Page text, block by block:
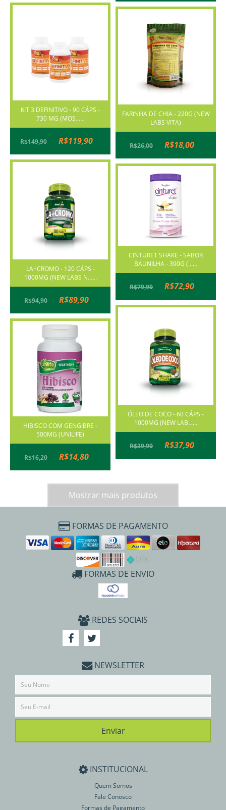
KIT 3 DEFINITIVO - 90 CÁPS -
730 MG (MOS......
R$149,90 R$119,90
FARINHA DE CHIA - 220G (NEW
LABS VITA)
R$26,00 R$18,00
LA+CROMO - 120 CÁPS -
1000MG (NEW LABS N......
R$94,90 R$89,90
CINTURET SHAKE - SABOR
BAUNILHA - 390G (......
R$79,90 R$72,90
HIBISCO COM GENGIBRE -
500MG (UNILIFE)
R$16,20 R$14,80
ÓLEO DE COCO - 60 CÁPS -
1000MG (NEW LAB......
R$39,90 R$37,90
Mostrar mais produtos
FORMAS DE PAGAMENTO
FORMAS DE ENVIO
REDES SOCIAIS
NEWSLETTER
INSTITUCIONAL
Quem Somos
Fale Conosco
Formas de Pagamento